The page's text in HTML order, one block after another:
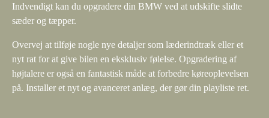
Indvendigt kan du opgradere din BMW ved at udskifte slidte
sæder og tæpper.
Overvej at tilføje nogle nye detaljer som læderindtræk eller et
nyt rat for at give bilen en eksklusiv følelse. Opgradering af
højtalere er også en fantastisk måde at forbedre køreoplevelsen
på. Installer et nyt og avanceret anlæg, der gør din playliste ret.